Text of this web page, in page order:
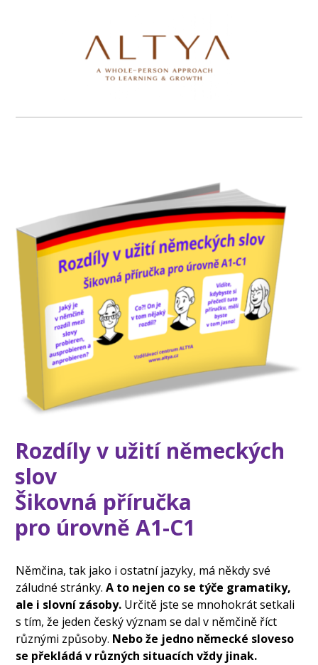
Rozdíly v užití německých
slov
Šikovná příručka
pro úrovně A1-C1
Němčina, tak jako i ostatní jazyky, má někdy své
záludné stránky.A to nejen co se týče gramatiky,
ale i slovní zásoby. Určitě jste se mnohokrát setkali
s tím, že jeden český význam se dal v němčině říct
různými způsoby. Nebo že jedno německé sloveso
se překládá v různých situacích vždy jinak.